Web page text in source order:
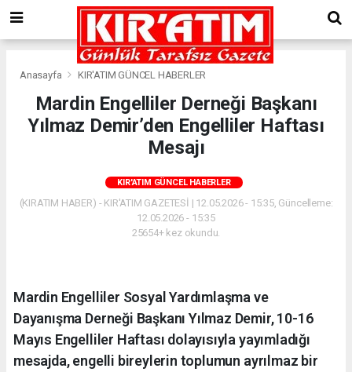
Anasayfa KIR'ATIM GÜNCEL HABERLER
Mardin Engelliler Derneği Başkanı
Yılmaz Demir’den Engelliler Haftası
Mesajı
KIR'ATIM GÜNCEL HABERLER
(KIRATIM HABER) - KIR'ATIM GAZETESİ | 12.05.2026 - 15:35, Güncelleme:
12.05.2026 - 15:35
25654+ kez okundu.
Mardin Engelliler Sosyal Yardımlaşma ve
Dayanışma Derneği Başkanı Yılmaz Demir, 10-16
Mayıs Engelliler Haftası dolayısıyla yayımladığı
mesajda, engelli bireylerin toplumun ayrılmaz bir